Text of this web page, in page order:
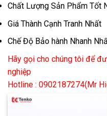
Chất Lượng Sản Phẩm Tốt
Giá Thành Cạnh Tranh Nhất
Chế Độ Bảo hành Nhanh
Hãy gọi cho chúng tôi để
nghiệp
Hotline : 0902187274(Mr